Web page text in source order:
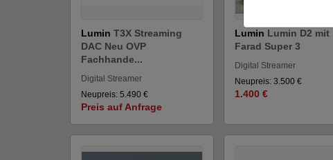
Lumin T3X Streaming
DAC Neu OVP
Fachhande...
Digital Streamer
Neupreis: 5.490 €
Preis auf Anfrage
Lumin Lumin D2 mit
Farad Super 3
Digital Streamer
Neupreis: 3.500 €
1.400 €